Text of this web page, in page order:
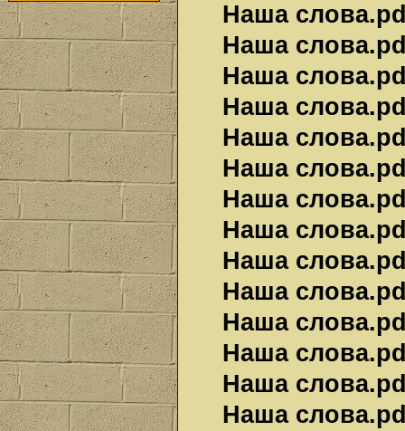
Наша
Наша
Наша
Наша
Наша
Наша
Наша
Наша
Наша
Наша
Наша
Наша
Наша
Наша